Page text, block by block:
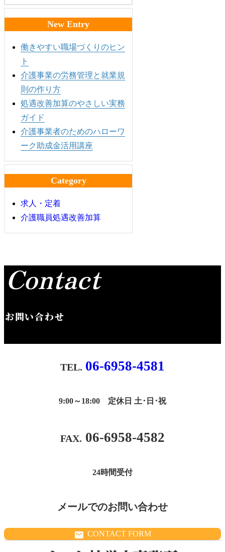
New Entry
働きやすい職場づくりのヒン
ト
介護事業の労務管理と就業規
則の作り方
処遇改善加算のやさしい実務
ガイド
介護事業者のためのハローワ
ーク助成金活用講座
Category
求人・定着
介護職員処遇改善加算
Contact
お問い合わせ
06-6958-4581
9:00～18:00 定休日 土･日･祝
06-6958-4582
24時間受付
メールでのお問い合わせ
CONTACT FORM